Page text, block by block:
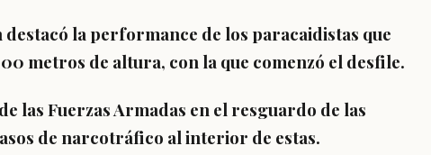
la performance de los paracaidistas que
metros de altura, con la que comenzó el desfile.
las Fuerzas Armadas en el resguardo de las
de narcotráfico al interior de estas.